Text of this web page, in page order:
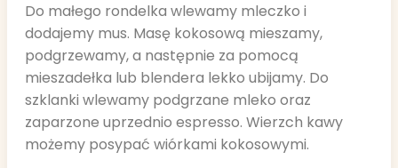
Do małego rondelka wlewamy mleczko i
dodajemy mus. Masę kokosową mieszamy,
podgrzewamy, a następnie za pomocą
mieszadełka lub blendera lekko ubijamy. Do
szklanki wlewamy podgrzane mleko oraz
zaparzone uprzednio espresso. Wierzch kawy
możemy posypać wiórkami kokosowymi.